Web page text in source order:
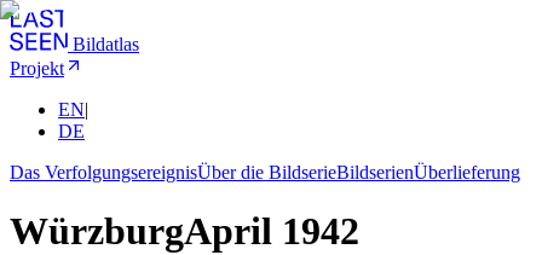
Bildatlas
Projekt
EN|
DE
Das VerfolgungsereignisÜber die BildserieBildserienÜberlieferung
WürzburgApril 1942